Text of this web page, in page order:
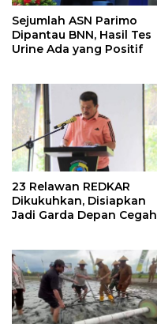
Sejumlah ASN Parimo
Dipantau BNN, Hasil Tes
Urine Ada yang Positif
23 Relawan REDKAR
Dikukuhkan, Disiapkan
Jadi Garda Depan Cegah